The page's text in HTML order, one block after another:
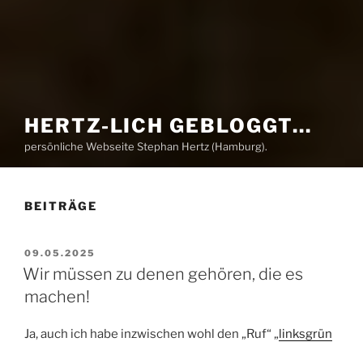
HERTZ-LICH GEBLOGGT…
persönliche Webseite Stephan Hertz (Hamburg).
BEITRÄGE
VERÖFFENTLICHT
AM
09.05.2025
Wir müssen zu denen gehören, die es
machen!
Ja, auch ich habe inzwischen wohl den „Ruf“ „linksgrün